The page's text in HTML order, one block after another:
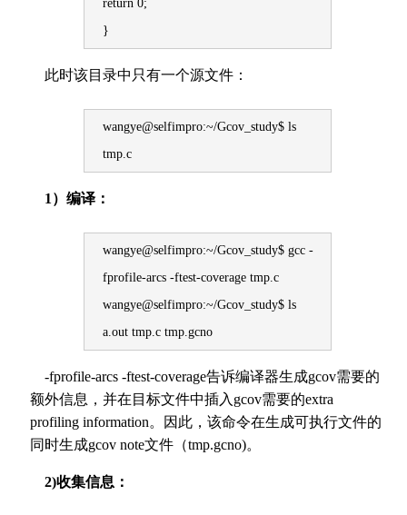
return 0;
}
此时该目录中只有一个源文件：
wangye@selfimpro:~/Gcov_study$ ls
tmp.c
1）编译：
wangye@selfimpro:~/Gcov_study$ gcc -
fprofile-arcs -ftest-coverage tmp.c
wangye@selfimpro:~/Gcov_study$ ls
a.out tmp.c tmp.gcno
-fprofile-arcs -ftest-coverage告诉编译器生成gcov需要的
额外信息，并在目标文件中插入gcov需要的extra
profiling information。因此，该命令在生成可执行文件的
同时生成gcov note文件（tmp.gcno)。
2)收集信息：